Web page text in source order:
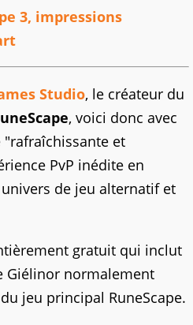
3, impressions
Studio, le créateur du
, voici donc avec
"rafraîchissante et
PvP inédite en
de jeu alternatif et
gratuit qui inclut
Giélinor normalement
jeu principal RuneScape.